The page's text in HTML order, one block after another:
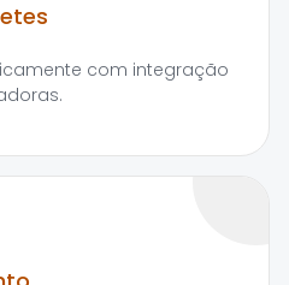
com integração